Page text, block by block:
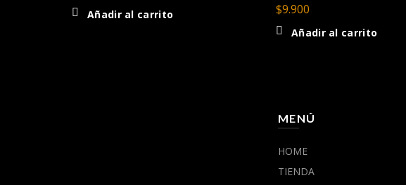
Añadir al carrito $9.900
Añadir al carrito
MENÚ
HOME
TIENDA